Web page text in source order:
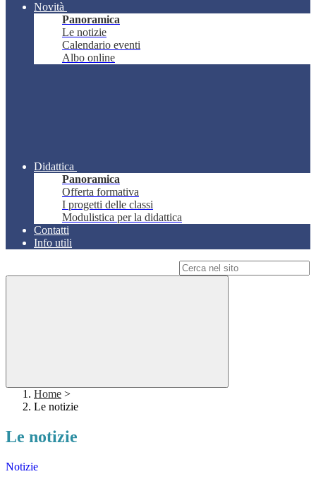
Novità
Panoramica
Le notizie
Calendario eventi
Albo online
Didattica
Panoramica
Offerta formativa
I progetti delle classi
Modulistica per la didattica
Contatti
Info utili
Home >
Le notizie
Le notizie
Notizie